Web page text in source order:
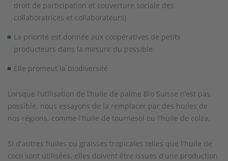
droit de participation et couverture sociale des
collaboratrices et collaborateurs)
La priorité est donnée aux coopératives de petits
producteurs dans la mesure du possible
Elle promeut la biodiversité
Lorsque l’utilisation de l’huile de palme Bio Suisse n’est pas
possible, nous essayons de la remplacer par des huiles de
nos régions, comme l'huile de tournesol ou l'huile de colza.
Si d'autres huiles ou graisses tropicales telles que l'huile de
coco sont utilisées, elles doivent être issues d'une production